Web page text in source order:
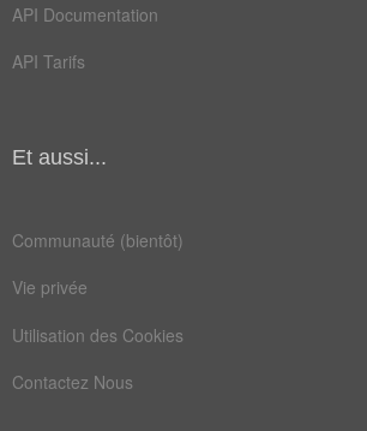
API Documentation
API Tarifs
Et aussi...
Communauté (bientôt)
Vie privée
Utilisation des Cookies
Contactez Nous